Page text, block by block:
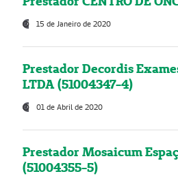
15 de Janeiro de 2020
Prestador Decordis
LTDA (51004347-4)
01 de Abril de 2020
Prestador Mosaicum
(51004355-5)